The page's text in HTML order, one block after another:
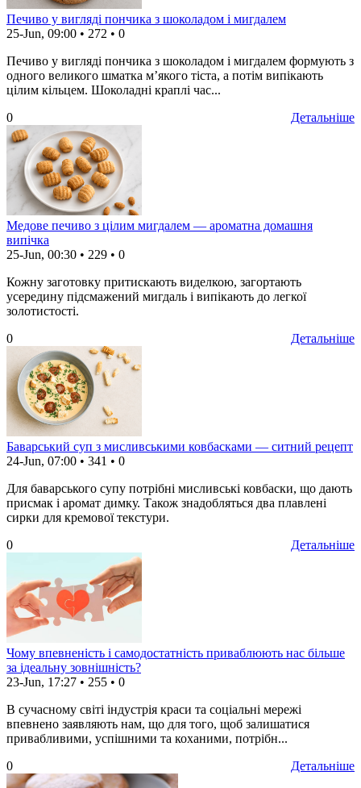
Печиво у вигляді пончика з шоколадом і мигдалем
25-Jun, 09:00 • 272 • 0
Печиво у вигляді пончика з шоколадом і мигдалем формують з
одного великого шматка м’якого тіста, а потім випікають
цілим кільцем. Шоколадні краплі час...
Детальніше
0
Медове печиво з цілим мигдалем — ароматна домашня
випічка
25-Jun, 00:30 • 229 • 0
Кожну заготовку притискають виделкою, загортають
усередину підсмажений мигдаль і випікають до легкої
золотистості.
Детальніше
0
Баварський суп з мисливськими ковбасками — ситний рецепт
24-Jun, 07:00 • 341 • 0
Для баварського супу потрібні мисливські ковбаски, що дають
присмак і аромат димку. Також знадобляться два плавлені
сирки для кремової текстури.
Детальніше
0
Чому впевненість і самодостатність приваблюють нас більше
за ідеальну зовнішність?
23-Jun, 17:27 • 255 • 0
В сучасному світі індустрія краси та соціальні мережі
впевнено заявляють нам, що для того, щоб залишатися
привабливими, успішними та коханими, потрібн...
Детальніше
0